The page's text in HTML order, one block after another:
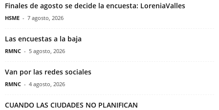
Finales de agosto se decide la encuesta: LoreniaValles
HSME - 7 agosto, 2026
Las encuestas a la baja
RMNC - 5 agosto, 2026
Van por las redes sociales
RMNC - 4 agosto, 2026
CUANDO LAS CIUDADES NO PLANIFICAN